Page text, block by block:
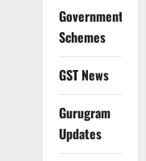
Government
Schemes
GST News
Gurugram
Updates